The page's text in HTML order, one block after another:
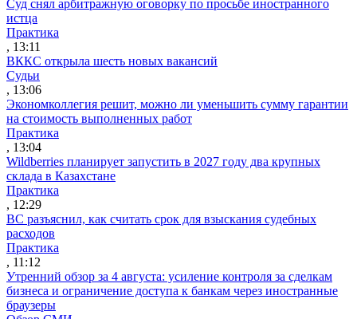
Суд снял арбитражную оговорку по просьбе иностранного
истца
Практика
, 13:11
ВККС открыла шесть новых вакансий
Судьи
, 13:06
Экономколлегия решит, можно ли уменьшить сумму гарантии
на стоимость выполненных работ
Практика
, 13:04
Wildberries планирует запустить в 2027 году два крупных
склада в Казахстане
Практика
, 12:29
ВС разъяснил, как считать срок для взыскания судебных
расходов
Практика
, 11:12
Утренний обзор за 4 августа: усиление контроля за сделкам
бизнеса и ограничение доступа к банкам через иностранные
браузеры